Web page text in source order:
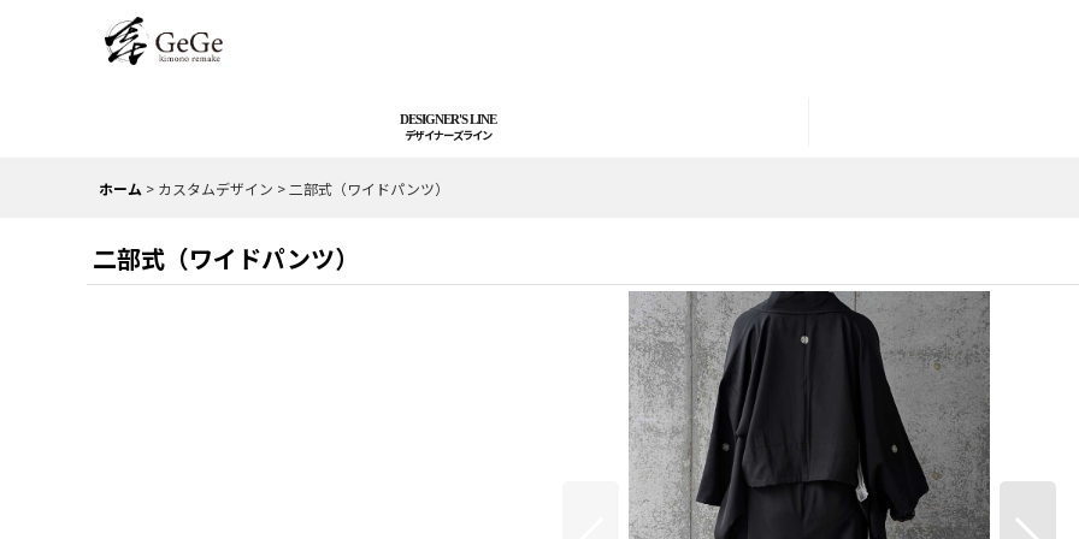
DESIGNER'S LINE
ホーム > カスタムデザイン > 二部式（ワイドパンツ）
二部式（ワイドパンツ）